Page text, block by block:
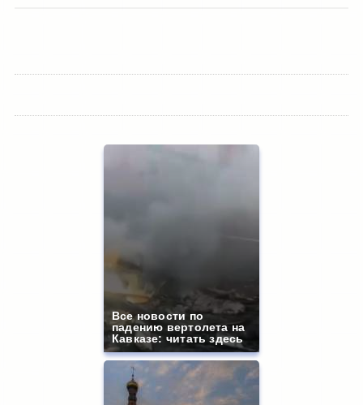
Все новости по
падению вертолета на
Кавказе: читать здесь